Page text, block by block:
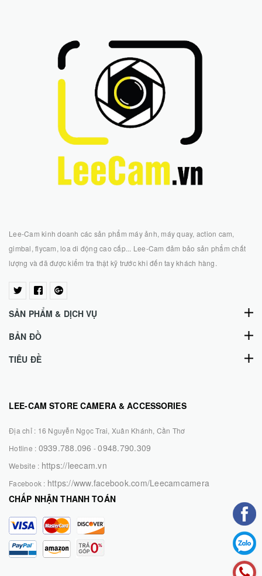
Lee-Cam kinh doanh các sản phẩm máy ảnh, máy quay, action cam,
gimbal, flycam, loa di động cao cấp... Lee-Cam đảm bảo sản phẩm chất
lượng và đã được kiểm tra thật kỹ trước khi đến tay khách hàng.
SẢN PHẨM & DỊCH VỤ
BẢN ĐỒ
TIÊU ĐỀ
LEE-CAM STORE CAMERA & ACCESSORIES
Địa chỉ : 16 Nguyễn Ngọc Trai, Xuân Khánh, Cần Thơ
Hotline : 0939.788.096 -0948.790.309
Website : https://leecam.vn
Facebook : https://www.facebook.com/Leecamcamera
CHẤP NHẬN THANH TOÁN